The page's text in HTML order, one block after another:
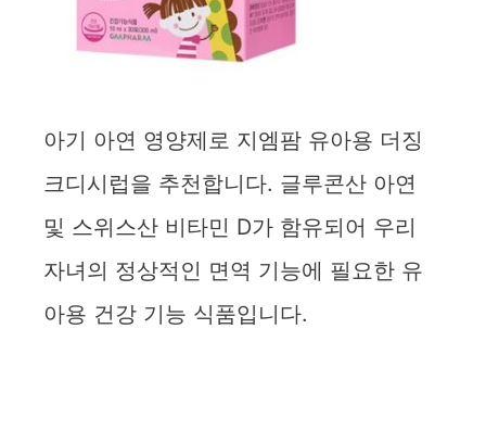
아기 아연 영양제로 지엠팜 유아용 더징
크디시럽을 추천합니다. 글루콘산 아연
및 스위스산 비타민 D가 함유되어 우리
자녀의 정상적인 면역 기능에 필요한 유
아용 건강 기능 식품입니다.